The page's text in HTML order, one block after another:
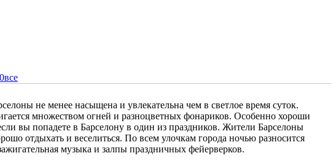
все
не менее насыщена и увлекательна чем в светлое время суток.
множеством огней и разноцветных фонариков. Особенно хороши
вы попадете в Барселону в один из праздников. Жители Барселоны
отдыхать и веселиться. По всем улочкам города ночью разносится
музыка и залпы праздничных фейерверков.